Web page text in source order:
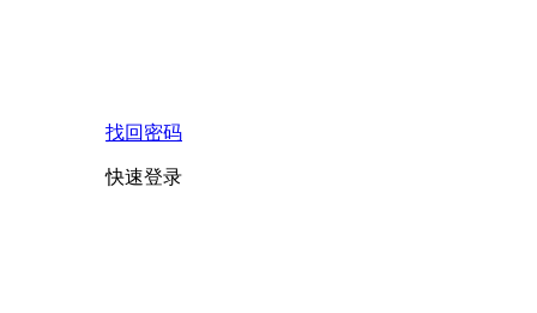
找回密码
快速登录